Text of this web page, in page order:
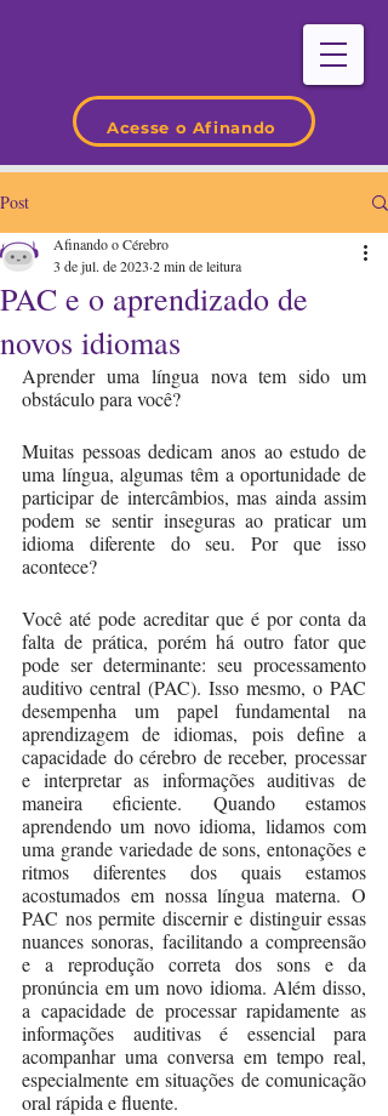
Acesse o Afinando
Post
PAC e o aprendizado de
novos idiomas
Afinando o Cérebro
3 de jul. de 2023 2 min de leitura
Aprender uma língua nova tem sido um
obstáculo para você?
Muitas pessoas dedicam anos ao estudo de
uma língua, algumas têm a oportunidade de
participar de intercâmbios, mas ainda assim
podem se sentir inseguras ao praticar um
idioma diferente do seu. Por que isso
acontece?
Você até pode acreditar que é por conta da
falta de prática, porém há outro fator que
pode ser determinante: seu processamento
auditivo central (PAC). Isso mesmo, o PAC
desempenha um papel fundamental na
aprendizagem de idiomas, pois define a
capacidade do cérebro de receber, processar
e interpretar as informações auditivas de
maneira eficiente. Quando estamos
aprendendo um novo idioma, lidamos com
uma grande variedade de sons, entonações e
ritmos diferentes dos quais estamos
acostumados em nossa língua materna. O
PAC nos permite discernir e distinguir essas
nuances sonoras, facilitando a compreensão
e a reprodução correta dos sons e da
pronúncia em um novo idioma. Além disso,
a capacidade de processar rapidamente as
informações auditivas é essencial para
acompanhar uma conversa em tempo real,
especialmente em situações de comunicação
oral rápida e fluente.